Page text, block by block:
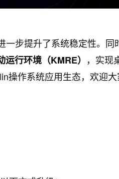
一步提升了系统稳定性。同
运行环境（KMRE） ，实现
作系统应用生态，欢迎大